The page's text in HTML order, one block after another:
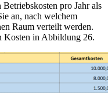
pro Jahr als
an, nach welchem
Raum verteilt werden.
Kosten in Abbildung 26.